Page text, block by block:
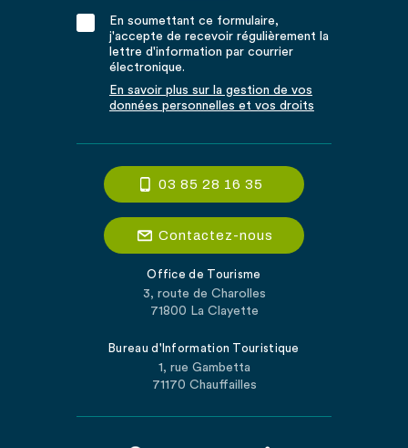
En soumettant ce formulaire,
j'accepte de recevoir régulièrement la
lettre d'information par courrier
électronique.
En savoir plus sur la gestion de vos
données personnelles et vos droits
03 85 28 16 35
Contactez-nous
Office de Tourisme
3, route de Charolles
71800 La Clayette
Bureau d'Information Touristique
1, rue Gambetta
71170 Chauffailles